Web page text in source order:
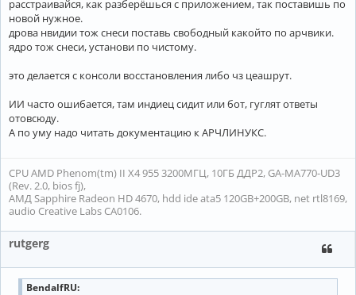
расстраивайся, как разберёшься с приложением, так поставишь по
новой нужное.
дрова нвидии тож снеси поставь свободный какойто по арчвики.
ядро тож снеси, установи по чистому.
это делается с консоли восстановления либо чз цеашрут.
ИИ часто ошибается, там индиец сидит или бот, гуглят ответы
отовсюду.
А по уму надо читать документацию к АРЧЛИНУКС.
CPU AMD Phenom(tm) II X4 955 3200МГЦ, 10ГБ ДДР2, GA-MA770-UD3
(Rev. 2.0, bios fj),
АМД Sapphire Radeon HD 4670, hdd ide ata5 120GB+200GB, net rtl8169,
audio Creative Labs CA0106.
rutgerg
BendalfRU: